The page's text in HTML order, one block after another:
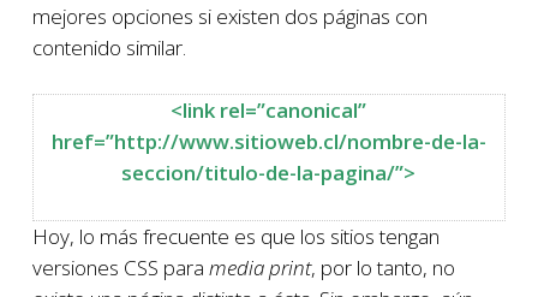
mejores opciones si existen dos páginas con
contenido similar.
<link rel=”canonical”
href=”http://www.sitioweb.cl/nombre-de-la-
seccion/titulo-de-la-pagina/”>
Hoy, lo más frecuente es que los sitios tengan
versiones CSS para media print, por lo tanto, no